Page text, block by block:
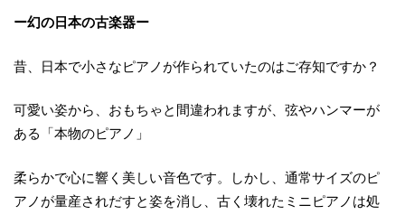
ー幻の日本の古楽器ー
昔、日本で小さなピアノが作られていたのはご存知ですか？
可愛い姿から、おもちゃと間違われますが、弦やハンマーが
ある「本物のピアノ」
柔らかで心に響く美しい音色です。しかし、通常サイズのピ
アノが量産されだすと姿を消し、古く壊れたミニピアノは処